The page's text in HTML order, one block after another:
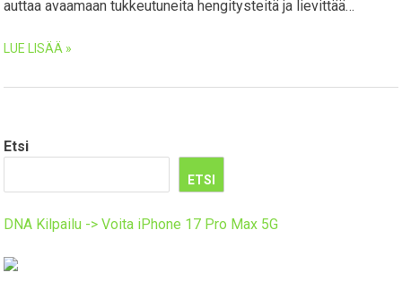
auttaa avaamaan tukkeutuneita hengitysteitä ja lievittää…
LUE LISÄÄ »
Etsi
ETSI
DNA Kilpailu -> Voita iPhone 17 Pro Max 5G